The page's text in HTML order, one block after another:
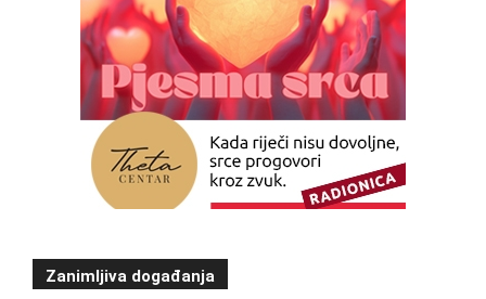
Zanimljiva događanja